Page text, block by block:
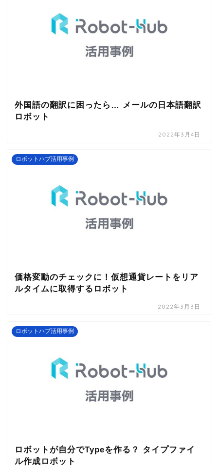
外国語の翻訳に困ったら… メールの日本語翻訳
ロボット
2022年3月4日
ロボットハブ活用事例
価格変動のチェックに！仮想通貨レートをリア
ルタイムに取得するロボット
2022年3月3日
ロボットハブ活用事例
ロボットが自分でTypeを作る？ タイプファイ
ル作成ロボット